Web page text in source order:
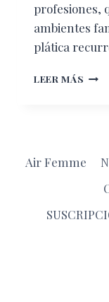
profesiones,
ambientes
plática
LEER MÁS
Air Femme